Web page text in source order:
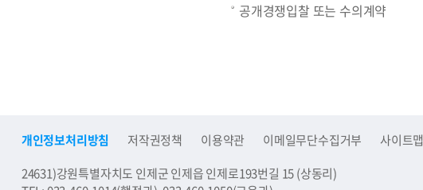
공개경쟁입찰 또는 수의계약
개인정보처리방침 저작권정책 이용약관 이메일무단수집거부 사이트맵
24631)강원특별자치도 인제군 인제읍 인제로193번길 15 (상동리)